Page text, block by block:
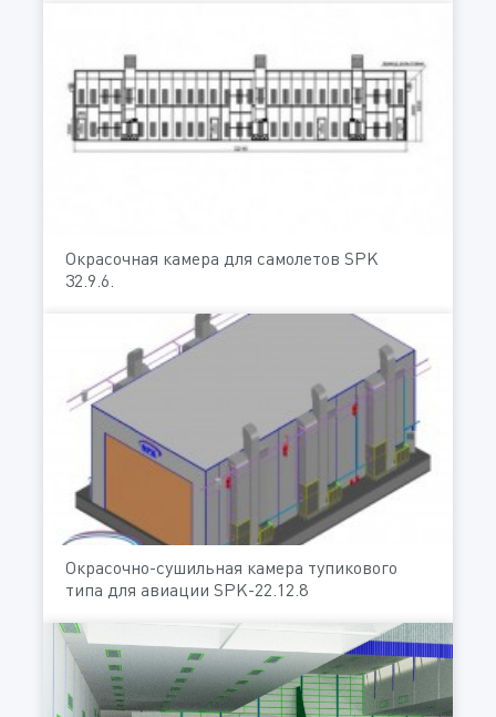
Окрасочная камера для самолетов SPK
32.9.6.
Окрасочно-сушильная камера тупикового
типа для авиации SPK-22.12.8